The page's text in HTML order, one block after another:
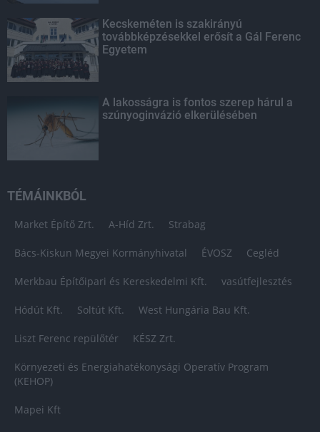
Kecskeméten is szakirányú
továbbképzésekkel erősít a Gál Ferenc
Egyetem
A lakosságra is fontos szerep hárul a
szúnyoginvázió elkerülésében
TÉMÁINKBÓL
Market Építő Zrt. A-Híd Zrt. Strabag
Bács-Kiskun Megyei Kormányhivatal ÉVOSZ Cegléd
Merkbau Építőipari és Kereskedelmi Kft. vasútfejlesztés
Hódút Kft. Soltút Kft. West Hungária Bau Kft.
Liszt Ferenc repülőtér KÉSZ Zrt.
Környezeti és Energiahatékonysági Operatív Program
(KEHOP)
Mapei Kft